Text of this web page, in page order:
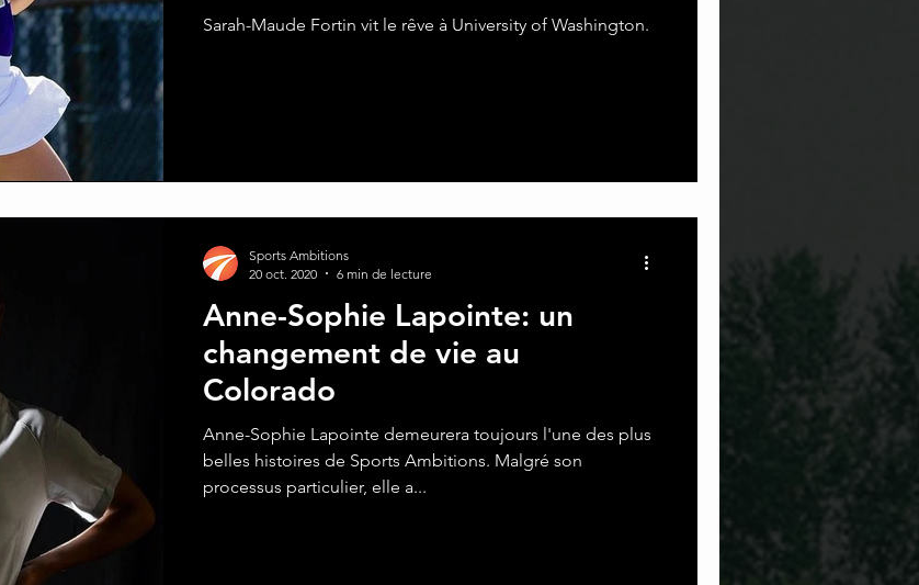
Sarah-Maude Fortin vit le rêve à University of Washington.
Anne-Sophie Lapointe: un
changement de vie au
Colorado
Anne-Sophie Lapointe demeurera toujours l'une des plus
belles histoires de Sports Ambitions. Malgré son
processus particulier, elle a...
Sports Ambitions
20 oct. 2020
6 min de lecture